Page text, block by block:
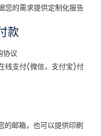
您的需求提供定制化报告
款
协议
线支付(微信，支付宝)付
的邮箱，也可以提供印刷